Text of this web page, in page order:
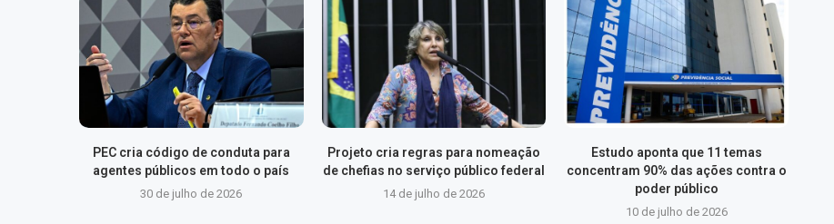
PEC cria código de conduta para
agentes públicos em todo o país
30 de julho de 2026
Projeto cria regras para nomeação
de chefias no serviço público federal
14 de julho de 2026
Estudo aponta que 11 temas
concentram 90% das ações contra o
poder público
10 de julho de 2026